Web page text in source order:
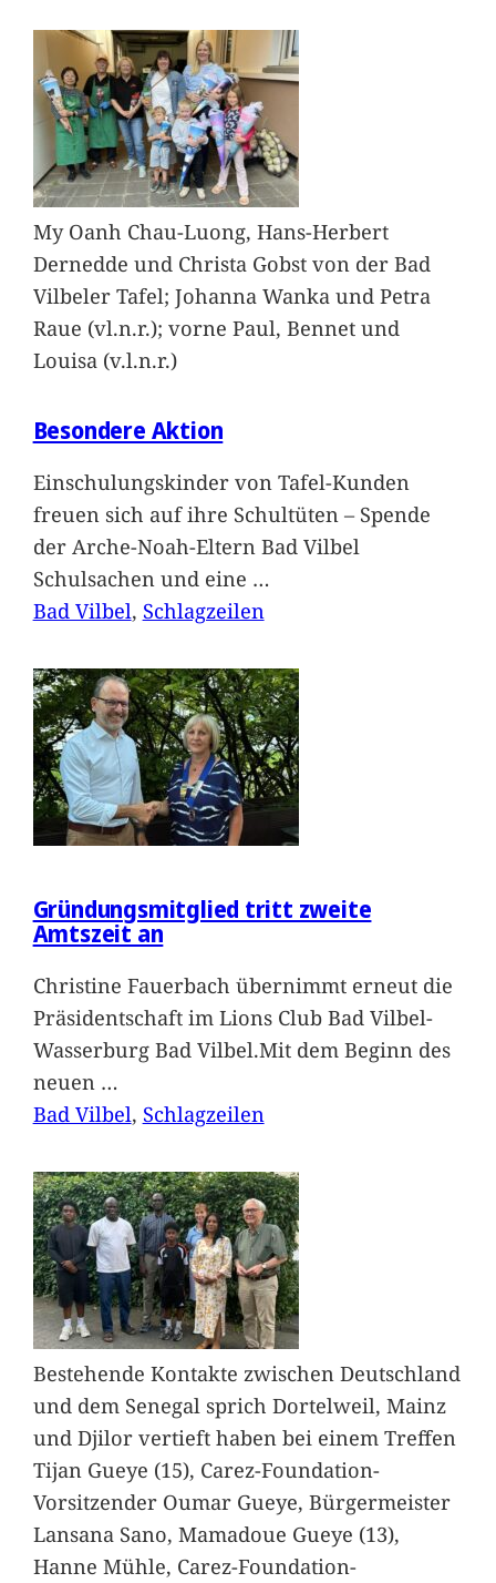
My Oanh Chau-Luong, Hans-Herbert
Dernedde und Christa Gobst von der Bad
Vilbeler Tafel; Johanna Wanka und Petra
Raue (vl.n.r.); vorne Paul, Bennet und
Louisa (v.l.n.r.)
Besondere Aktion
Einschulungskinder von Tafel-Kunden
freuen sich auf ihre Schultüten – Spende
der Arche-Noah-Eltern Bad Vilbel
Schulsachen und eine …
Bad Vilbel, Schlagzeilen
Gründungsmitglied tritt zweite
Amtszeit an
Christine Fauerbach übernimmt erneut die
Präsidentschaft im Lions Club Bad Vilbel-
Wasserburg Bad Vilbel.Mit dem Beginn des
neuen …
Bad Vilbel, Schlagzeilen
Bestehende Kontakte zwischen Deutschland
und dem Senegal sprich Dortelweil, Mainz
und Djilor vertieft haben bei einem Treffen
Tijan Gueye (15), Carez-Foundation-
Vorsitzender Oumar Gueye, Bürgermeister
Lansana Sano, Mamadoue Gueye (13),
Hanne Mühle, Carez-Foundation-